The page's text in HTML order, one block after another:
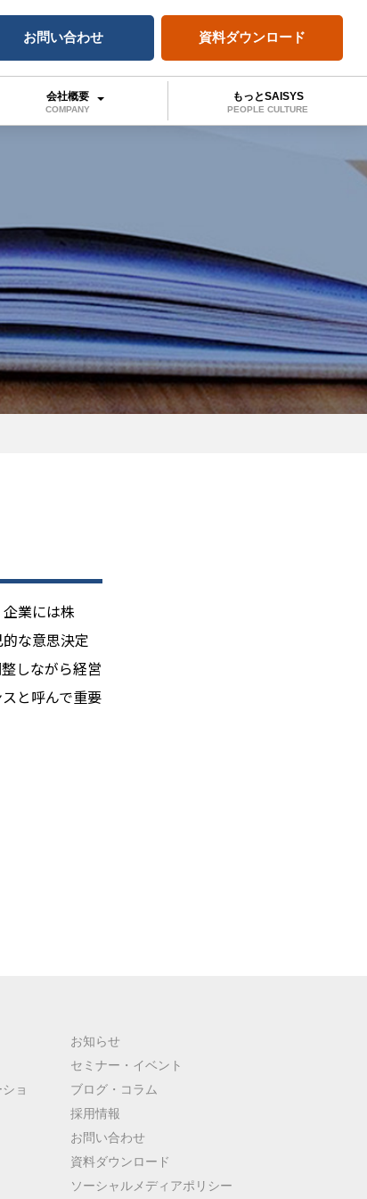
お問い合わせ 資料ダウンロード
会社概要
COMPANY
もっとSAISYS
PEOPLE CULTURE
業には株
な意思決定
しながら経営
と呼んで重要
ョ
お知らせ
セミナー・イベント
ブログ・コラム
採用情報
お問い合わせ
資料ダウンロード
ソーシャルメディアポリシー